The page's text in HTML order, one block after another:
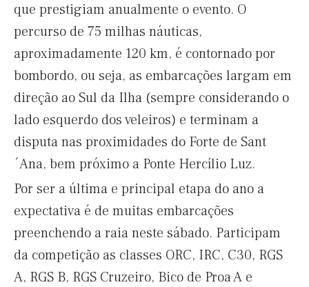
que prestigiam anualmente o evento. O
percurso de 75 milhas náuticas,
aproximadamente 120 km, é contornado por
bombordo, ou seja, as embarcações largam em
direção ao Sul da Ilha (sempre considerando o
lado esquerdo dos veleiros) e terminam a
disputa nas proximidades do Forte de Sant
´Ana, bem próximo a Ponte Hercílio Luz.
Por ser a última e principal etapa do ano a
expectativa é de muitas embarcações
preenchendo a raia neste sábado. Participam
da competição as classes ORC, IRC, C30, RGS
A, RGS B, RGS Cruzeiro, Bico de Proa A e